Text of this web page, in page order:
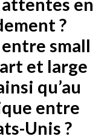
?
small
et large
qu’au
entre
Unis ?